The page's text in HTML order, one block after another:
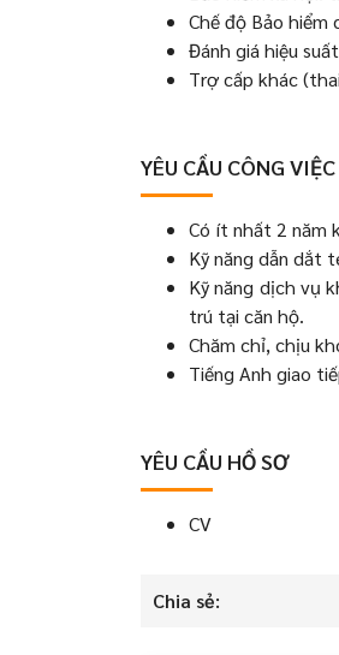
Chế độ Bảo
Đánh giá hiệu
Trợ cấp khác
YÊU CẦU CÔNG VIỆC
Có ít nhất 2 năm
Kỹ năng dẫn dắt
Kỹ năng dịch vụ
trú tại căn hộ.
Chăm chỉ, chịu
Tiếng Anh giao
YÊU CẦU HỒ SƠ
CV
Chia sẻ: